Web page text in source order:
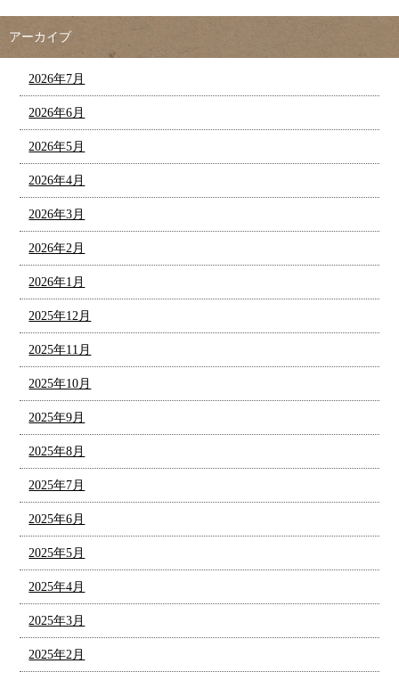
アーカイブ
2026年7月
2026年6月
2026年5月
2026年4月
2026年3月
2026年2月
2026年1月
2025年12月
2025年11月
2025年10月
2025年9月
2025年8月
2025年7月
2025年6月
2025年5月
2025年4月
2025年3月
2025年2月